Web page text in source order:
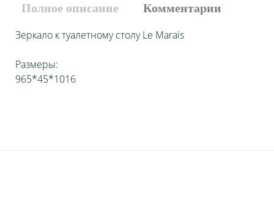
Полное описание Комментарии
Зеркало к туалетному столу Le Marais
Размеры:
965*45*1016